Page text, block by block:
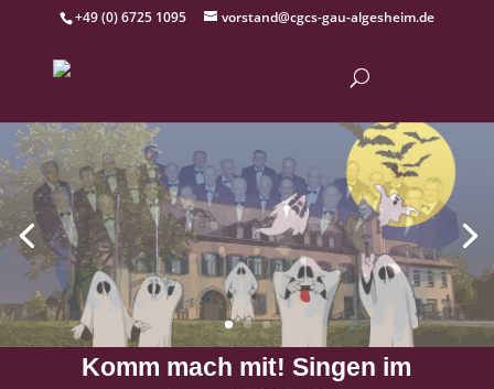
+49 (0) 6725 1095 vorstand@cgcs-gau-algesheim.de
Komm mach mit! Singen im